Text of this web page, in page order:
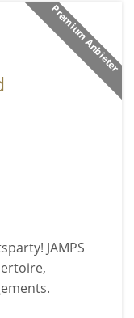
Premium Anbieter
JAMPS